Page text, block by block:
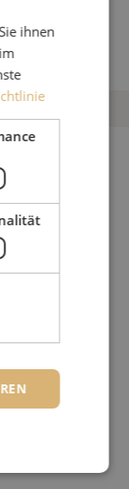
SM, G657A1,
1,6m)-LC/APC
Dca, gelb,
ihnen